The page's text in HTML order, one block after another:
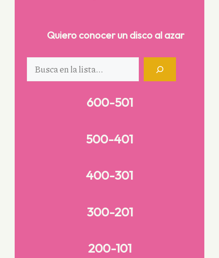
Quiero conocer un disco al azar
600-501
500-401
400-301
300-201
200-101